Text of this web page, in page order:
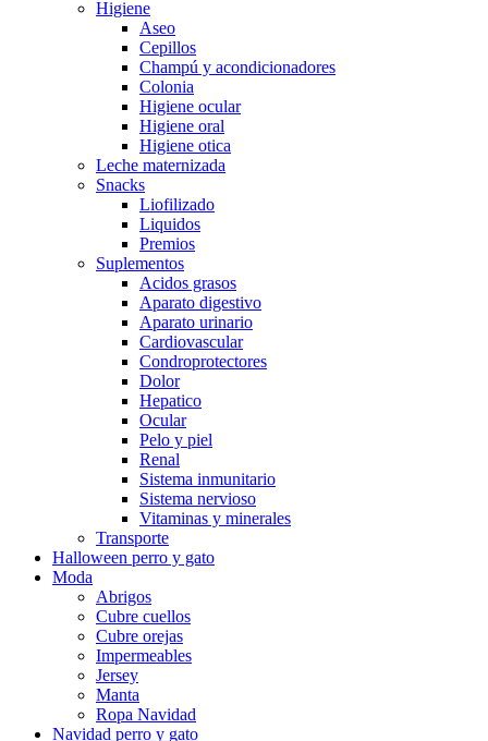
Higiene
Aseo
Cepillos
Champú y acondicionadores
Colonia
Higiene ocular
Higiene oral
Higiene otica
Leche maternizada
Snacks
Liofilizado
Liquidos
Premios
Suplementos
Acidos grasos
Aparato digestivo
Aparato urinario
Cardiovascular
Condroprotectores
Dolor
Hepatico
Ocular
Pelo y piel
Renal
Sistema inmunitario
Sistema nervioso
Vitaminas y minerales
Transporte
Halloween perro y gato
Moda
Abrigos
Cubre cuellos
Cubre orejas
Impermeables
Jersey
Manta
Ropa Navidad
Navidad perro y gato